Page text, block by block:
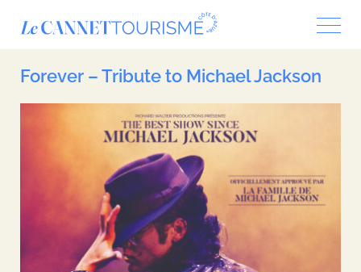
Forever – Tribute to Michael Jackson